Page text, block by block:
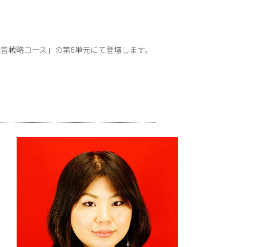
略コース」の第6単元にて登壇します。